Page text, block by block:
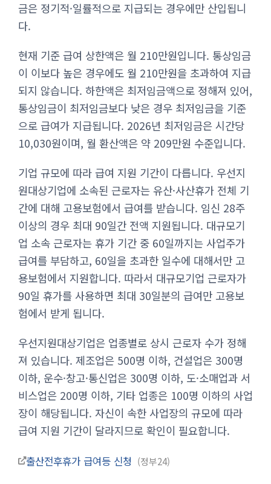
금은 정기적·일률적으로 지급되는 경우에만 산입됩니
다.
현재 기준 급여 상한액은 월 210만원입니다. 통상임금
이 이보다 높은 경우에도 월 210만원을 초과하여 지급
되지 않습니다. 하한액은 최저임금액으로 정해져 있어,
통상임금이 최저임금보다 낮은 경우 최저임금을 기준
으로 급여가 지급됩니다. 2026년 최저임금은 시간당
10,030원이며, 월 환산액은 약 209만원 수준입니다.
기업 규모에 따라 급여 지원 기간이 다릅니다. 우선지
원대상기업에 소속된 근로자는 유산·사산휴가 전체 기
간에 대해 고용보험에서 급여를 받습니다. 임신 28주
이상의 경우 최대 90일간 전액 지원됩니다. 대규모기
업 소속 근로자는 휴가 기간 중 60일까지는 사업주가
급여를 부담하고, 60일을 초과한 일수에 대해서만 고
용보험에서 지원합니다. 따라서 대규모기업 근로자가
90일 휴가를 사용하면 최대 30일분의 급여만 고용보
험에서 받게 됩니다.
우선지원대상기업은 업종별로 상시 근로자 수가 정해
져 있습니다. 제조업은 500명 이하, 건설업은 300명
이하, 운수·창고·통신업은 300명 이하, 도·소매업과 서
비스업은 200명 이하, 기타 업종은 100명 이하의 사업
장이 해당됩니다. 자신이 속한 사업장의 규모에 따라
급여 지원 기간이 달라지므로 확인이 필요합니다.
출산전후휴가 급여등 신청 정부24